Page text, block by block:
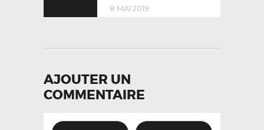
L’ARTICLE8 MAI 2019
AJOUTER UN
COMMENTAIRE